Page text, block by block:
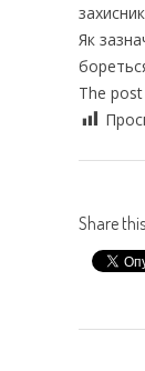
Як
The
Share